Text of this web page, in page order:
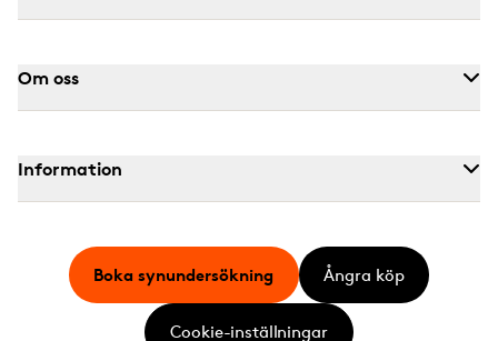
Om oss
Information
Boka synundersökning Ångra köp
Cookie-inställningar